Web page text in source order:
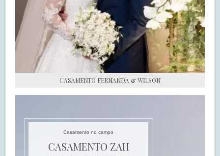
CASAMENTO FERNANDA & WILSON
Casamento no campo
CASAMENTO ZAH